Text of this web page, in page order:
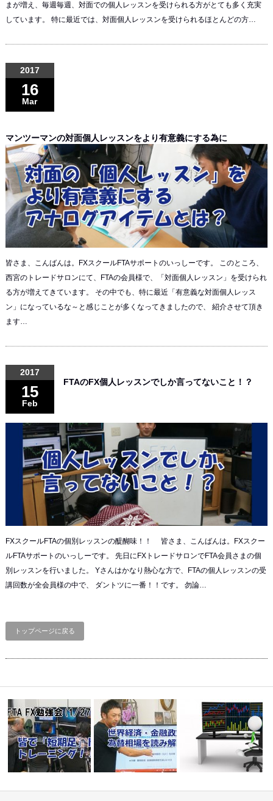
まが増え、毎週毎週、対面での個人レッスンを受けられる方がとても多く充実
しています。 特に最近では、対面個人レッスンを受けられるほとんどの方…
2017
16
Mar
マンツーマンの対面個人レッスンをより有意義にする為に
皆さま、こんばんは。FXスクールFTAサポートのいっしーです。 このところ、
西宮のトレードサロンにて、FTAの会員様で、「対面個人レッスン」を受けられ
る方が増えてきています。 その中でも、特に最近「有意義な対面個人レッス
ン」になっているな～と感じことが多くなってきましたので、 紹介させて頂き
ます…
2017
15
Feb
FTAのFX個人レッスンでしか言ってないこと！？
FXスクールFTAの個別レッスンの醍醐味！！ 皆さま、こんばんは。FXスクー
ルFTAサポートのいっしーです。 先日にFXトレードサロンでFTA会員さまの個
別レッスンを行いました。 Yさんはかなり熱心な方で、FTAの個人レッスンの受
講回数が全会員様の中で、 ダントツに一番！！です。 勿論…
トップページに戻る